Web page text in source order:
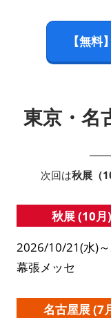
【無
東京・名
次回は秋展（
秋展 (10月)
2026/10/21(水)
幕張メッセ
名古屋展 (7